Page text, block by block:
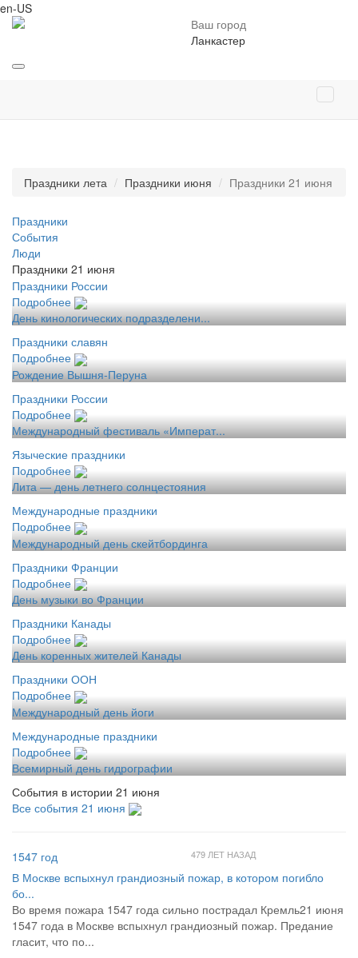
en-US
Ваш город
Ланкастер
Праздники лета Праздники июня Праздники 21 июня
Праздники
События
Люди
Праздники 21 июня
Праздники России
Подробнее
День кинологических подразделени...
Праздники славян
Подробнее
Рождение Вышня-Перуна
Праздники России
Подробнее
Международный фестиваль «Императ...
Языческие праздники
Подробнее
Лита — день летнего солнцестояния
Международные праздники
Подробнее
Международный день скейтбординга
Праздники Франции
Подробнее
День музыки во Франции
Праздники Канады
Подробнее
День коренных жителей Канады
Праздники ООН
Подробнее
Международный день йоги
Международные праздники
Подробнее
Всемирный день гидрографии
События в истории 21 июня
Все события 21 июня
1547 год 479 ЛЕТ НАЗАД
В Москве вспыхнул грандиозный пожар, в котором погибло
бо...
Во время пожара 1547 года сильно пострадал Кремль21 июня
1547 года в Москве вспыхнул грандиозный пожар. Предание
гласит, что по...